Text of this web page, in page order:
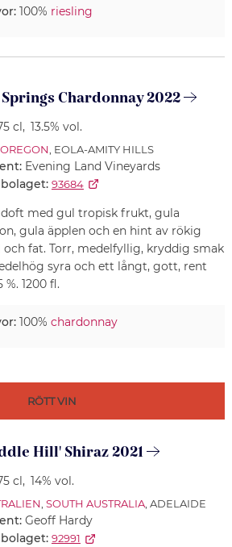
100% riesling
Springs Chardonnay 2022
cl, 13.5% vol.
OREGON , EOLA-AMITY HILLS
Evening Land Vineyards
93684
doft med gul tropisk frukt, gula
gula äpplen och en hint av rökig
och fat. Torr, medelfyllig, kryddig smak
syra och ett långt, gott, rent
%. 1200 fl.
100% chardonnay
RÖTT VIN
Hill' Shiraz 2021
cl , 14% vol.
, SOUTH AUSTRALIA, ADELAIDE
Geoff Hardy
92991